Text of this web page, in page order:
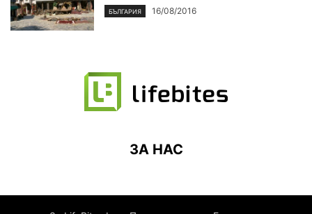
БЪЛГАРИЯ 16/08/2016
ЗА НАС